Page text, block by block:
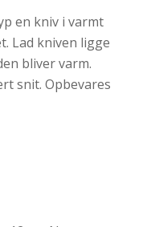
en kniv i varmt
Lad kniven ligge
bliver varm.
snit. Opbevares